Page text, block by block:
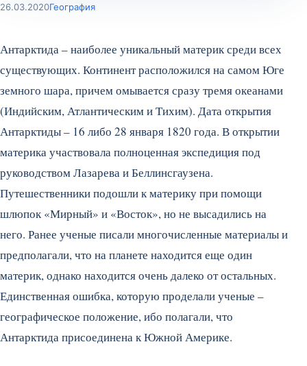
26.03.2020География
Антарктида – наиболее уникальный материк среди всех
существующих. Континент расположился на самом Юге
земного шара, причем омывается сразу тремя океанами
(Индийским, Атлантическим и Тихим). Дата открытия
Антарктиды – 16 либо 28 января 1820 года. В открытии
материка участвовала полноценная экспедиция под
руководством Лазарева и Беллинсгаузена.
Путешественники подошли к материку при помощи
шлюпок «Мирный» и «Восток», но не высадились на
него. Ранее ученые писали многочисленные материалы и
предполагали, что на планете находится еще один
материк, однако находится очень далеко от остальных.
Единственная ошибка, которую проделали ученые –
географическое положение, ибо полагали, что
Антарктида присоединена к Южной Америке.